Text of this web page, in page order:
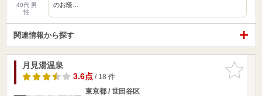
40代 男
性
のお蔭…
関連情報から探す
お気に入
りに追加
月見湯温泉
3.6点/ 18 件
東京都 / 世田谷区